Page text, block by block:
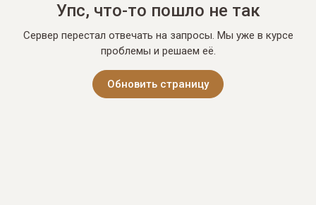
Упс, что-то пошло не так
Сервер перестал отвечать на запросы. Мы уже в курсе
проблемы и решаем её.
Обновить страницу